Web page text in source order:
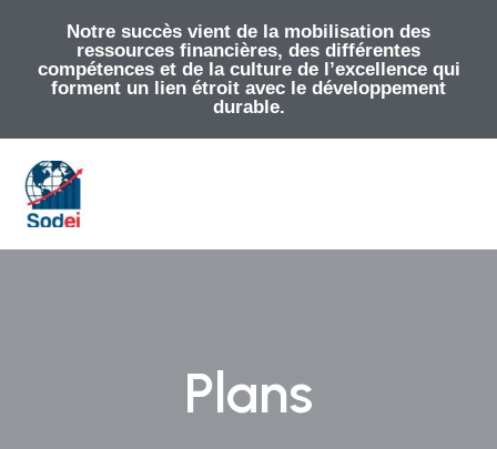
Notre succès vient de la mobilisation des
ressources financières, des différentes
compétences et de la culture de l’excellence qui
forment un lien étroit avec le développement
durable.
Plans